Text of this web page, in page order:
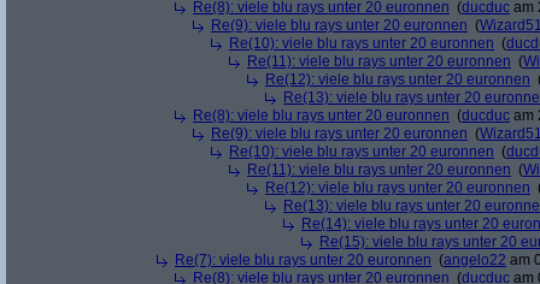
Re(8): viele blu rays unter 20 euronnen (ducduc am
Re(9): viele blu rays unter 20 euronnen (
Re(10): viele blu rays unter 20 euronnen (
Re(11): viele blu rays unter 20 euronnen (
Re(12): viele blu rays unter 20 euronnen
Re(13): viele blu rays unter 20
Re(8): viele blu rays unter 20 euronnen (ducduc am
Re(9): viele blu rays unter 20 euronnen (
Re(10): viele blu rays unter 20 euronnen (
Re(11): viele blu rays unter 20 euronnen (
Re(12): viele blu rays unter 20 euronnen
Re(13): viele blu rays unter 20
Re(14): viele blu rays unter 20
Re(15): viele blu rays unter 20
Re(7): viele blu rays unter 20 euronnen (angelo22 am
Re(8): viele blu rays unter 20 euronnen (ducduc am